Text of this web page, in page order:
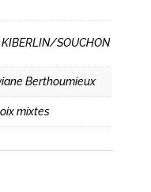
SOUCHON
Berthoumieux
mixtes